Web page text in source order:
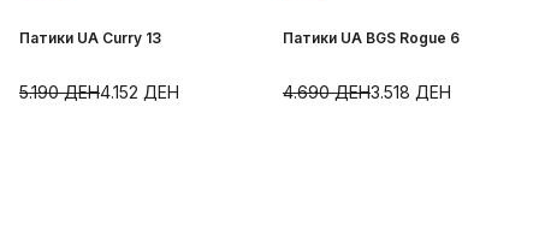
Патики UA Curry 13
4.152 ДЕН
5.190ДЕН
Патики UA BGS Rogue 6
3.518 ДЕН
4.690ДЕН